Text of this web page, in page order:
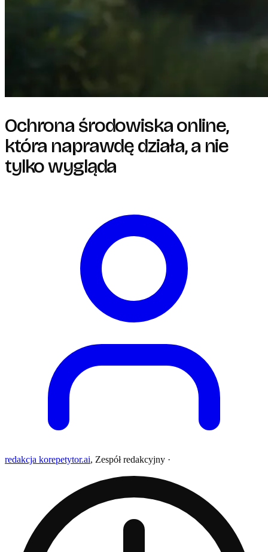
Ochrona środowiska online,
która naprawdę działa, a nie
tylko wygląda
redakcja korepetytor.ai, Zespół redakcyjny ·